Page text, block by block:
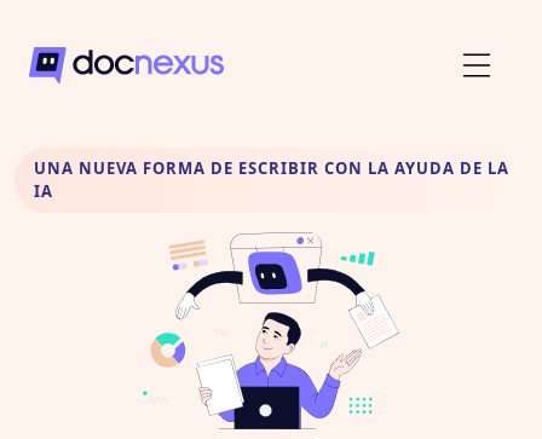
UNA NUEVA FORMA DE ESCRIBIR CON LA AYUDA DE LA
IA